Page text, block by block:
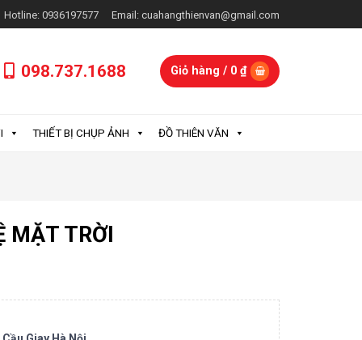
Hotline: 0936197577 Email: cuahangthienvan@gmail.com
098.737.1688 Giỏ hàng / 0₫
THIẾT BỊ CHỤP ẢNH ĐỒ THIÊN VĂN
MẶT TRỜI